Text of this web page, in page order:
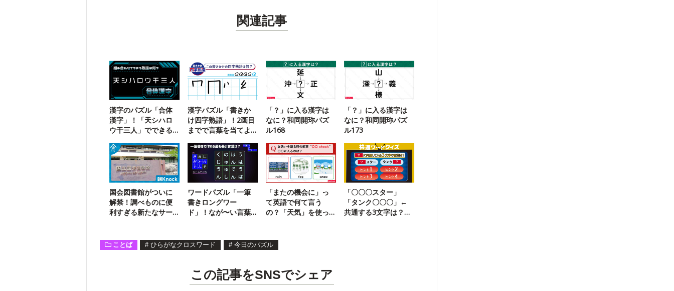
関連記事
漢字のパズル「合体
漢字」！「天シハロ
ウ干三人」でできる
漢字パズル「書きか
け四字熟語」！2画目
までで言葉を当てよ
「？」に入る漢字は
なに？和同開珎パズ
ル168
「？」に入る漢字は
なに？和同開珎パズ
ル173
国会図書館がついに
解禁！調べものに便
利すぎる新たなサー
ワードパズル「一筆
書きロングワー
ド」！なが〜い言葉
「またの機会に」っ
て英語で何て言う
の？「天気」を使っ
「〇〇〇スター」
「タンク〇〇〇」←
共通する3文字は？共
ことば # ひらがなクロスワード # 今日のパズル
この記事をSNSでシェア